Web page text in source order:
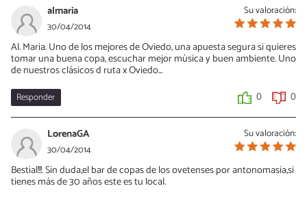
Su valoración:
almaria
30/04/2014
Al. Maria. Uno de los mejores de Oviedo, una apuesta segura si quieres
tomar una buena copa, escuchar mejor mùsica y buen ambiente. Uno
de nuestros clásicos d ruta x Oviedo...
Responder 0 0
Su valoración:
LorenaGA
30/04/2014
Bestial!!!. Sin duda,el bar de copas de los ovetenses por antonomasia,si
tienes más de 30 años este es tu local.